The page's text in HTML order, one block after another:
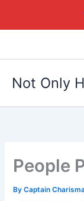
Not Only
People
ByCaptain Charisma